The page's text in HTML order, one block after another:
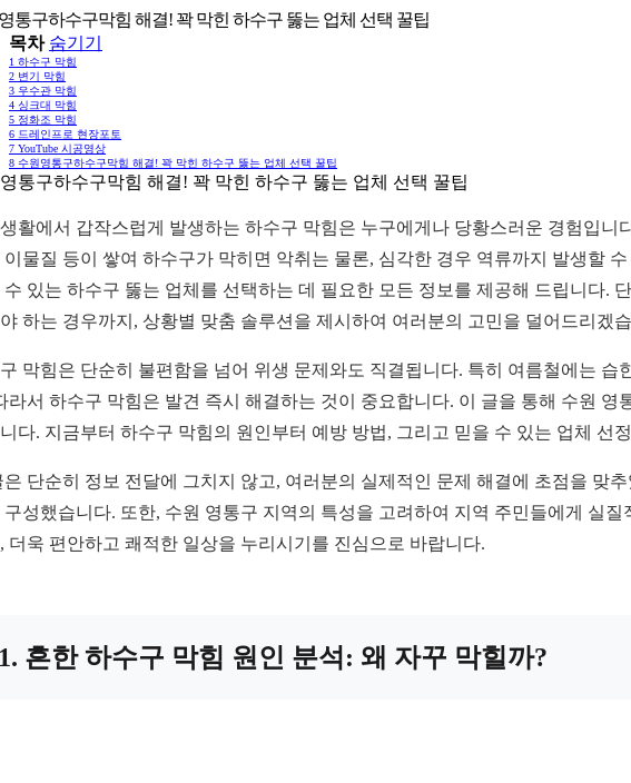
통구하수구막힘 해결! 꽉 막힌 하수구 뚫는 업체 선택 꿀팁
목차 숨기기
1 하수구 막힘
2 변기 막힘
3 우수관 막힘
4 싱크대 막힘
5 정화조 막힘
6 드레인프로 현장포토
7 YouTube 시공영상
8 수원영통구하수구막힘 해결! 꽉 막힌 하수구 뚫는 업체 선택 꿀팁
통구하수구막힘 해결! 꽉 막힌 하수구 뚫는 업체 선택 꿀팁
활에서 갑작스럽게 발생하는 하수구 막힘은 누구에게나 당황스러운 경험입
이물질 등이 쌓여 하수구가 막히면 악취는 물론, 심각한 경우 역류까지 발생할
수 있는 하수구 뚫는 업체를 선택하는 데 필요한 모든 정보를 제공해 드립니다.
하는 경우까지, 상황별 맞춤 솔루션을 제시하여 여러분의 고민을 덜어드리겠
막힘은 단순히 불편함을 넘어 위생 문제와도 직결됩니다. 특히 여름철에는
라서 하수구 막힘은 발견 즉시 해결하는 것이 중요합니다. 이 글을 통해 수원
다. 지금부터 하수구 막힘의 원인부터 예방 방법, 그리고 믿을 수 있는 업체 선
은 단순히 정보 전달에 그치지 않고, 여러분의 실제적인 문제 해결에 초점을 맞
구성했습니다. 또한, 수원 영통구 지역의 특성을 고려하여 지역 주민들에게 실
더욱 편안하고 쾌적한 일상을 누리시기를 진심으로 바랍니다.
흔한 하수구 막힘 원인 분석: 왜 자꾸 막힐까?